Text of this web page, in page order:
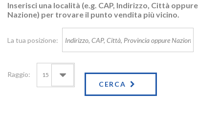
Inserisci una località (e.g. CAP, Indirizzo, Città oppure
Nazione) per trovare il punto vendita più vicino.
La tua posizione:
Raggio: 15
CERCA